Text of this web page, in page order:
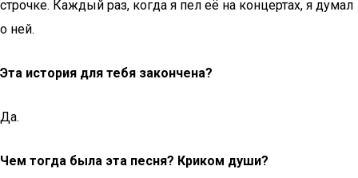
строчке. Каждый раз, когда я пел её на концертах, я думал
о ней.
Эта история для тебя закончена?
Да.
Чем тогда была эта песня? Криком души?